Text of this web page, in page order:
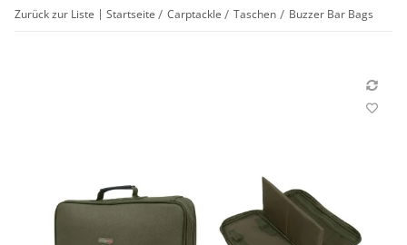
Zurück zur Liste Startseite Carptackle Taschen Buzzer Bar Bags